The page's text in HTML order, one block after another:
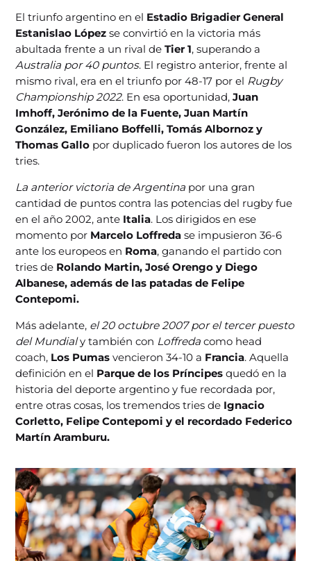
El triunfo argentino en el Estadio Brigadier General
Estanislao López se convirtió en la victoria más
abultada frente a un rival deTier 1, superando a
Australia por 40 puntos. El registro anterior, frente al
mismo rival, era en el triunfo por 48-17 por el Rugby
Championship 2022. En esa oportunidad,Juan
Imhoff, Jerónimo de la Fuente, Juan Martín
González, Emiliano Boffelli, Tomás Albornoz y
Thomas Gallo por duplicado fueron los autores de los
tries.
La anterior victoria de Argentina por una gran
cantidad de puntos contra las potencias del rugby fue
en el año 2002, ante Italia. Los dirigidos en ese
momento por Marcelo Loffreda se impusieron 36-6
ante los europeos en Roma, ganando el partido con
tries de Rolando Martin, José Orengo y Diego
Albanese, además de las patadas de Felipe
Contepomi.
Más adelante, el 20 octubre 2007 por el tercer puesto
del Mundialy también con Loffreda como head
coach, Los Pumas vencieron 34-10 a Francia. Aquella
definición en el Parque de los Príncipes quedó en la
historia del deporte argentino y fue recordada por,
entre otras cosas, los tremendos tries de Ignacio
Corletto, Felipe Contepomi y el recordado Federico
Martín Aramburu.